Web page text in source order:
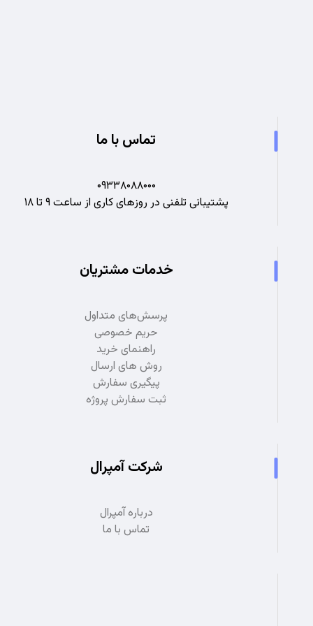
تماس با ما
۰۹۳۳۸۰۸۸۰۰۰
پشتیبانی تلفنی در روزهای کاری از ساعت ۹ تا ۱۸
خدمات مشتریان
پرسش‌های متداول
حریم خصوصی
راهنمای خرید
روش های ارسال
پیگیری سفارش
ثبت سفارش پروژه
شرکت آمپرال
درباره آمپرال
تماس با ما